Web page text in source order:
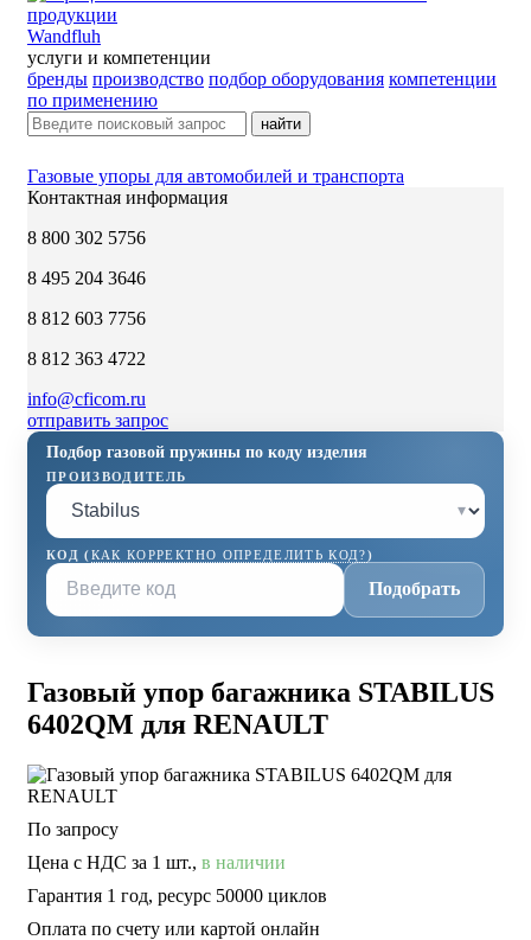
Wandfluh
услуги и компетенции
бренды производство подбор оборудования компетенции
по применению
найти
Газовые упоры для автомобилей и транспорта
Контактная информация
8 800 302 5756
8 495 204 3646
8 812 603 7756
8 812 363 4722
info@cficom.ru
отправить запрос
Подбор газовой пружины по коду изделия
ПРОИЗВОДИТЕЛЬ
▾
КОД (КАК КОРРЕКТНО ОПРЕДЕЛИТЬ КОД?)
Подобрать
Газовый упор багажника STABILUS
6402QM для RENAULT
По запросу
Цена с НДС за 1 шт., в наличии
Гарантия 1 год, ресурс 50000 циклов
Оплата по счету или картой онлайн